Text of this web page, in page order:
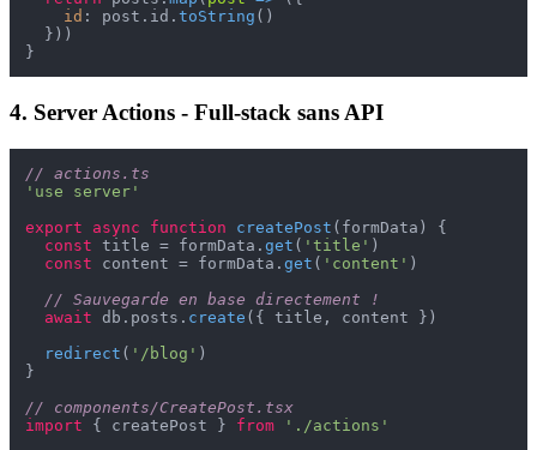
id : post. id . toString ()
  }))
4. Server Actions - Full-stack sans API
// actions.ts
'use server'
export
async function createPost ( formData ) {
const title = formData. get ( 'title' )
const content = formData. get ( 'content' )
// Sauvegarde en base directement !
await db. posts . create ({ title, content })
redirect ( '/blog' )
}
// components/CreatePost.tsx
import { createPost } from
'./actions'